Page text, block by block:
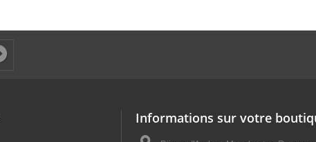
Informations sur votre